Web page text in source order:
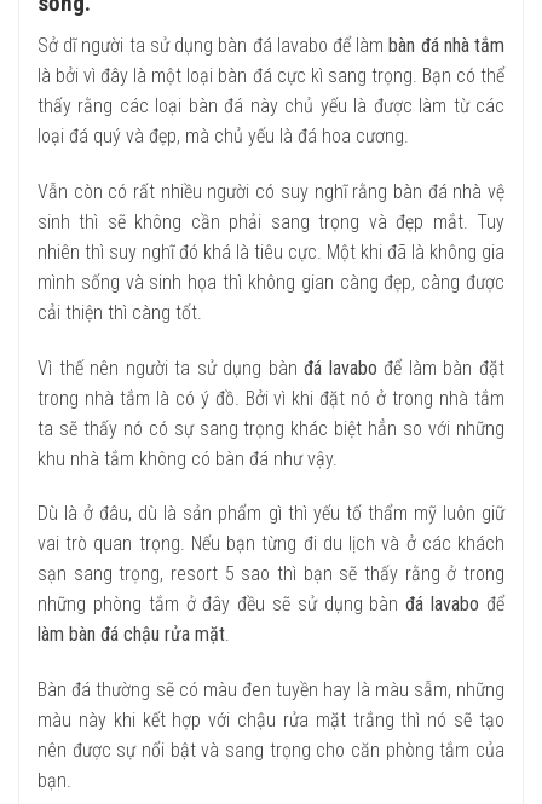
Sở dĩ người ta sử dụng bàn đá lavabo để làmbàn đá nhà tắm
là bởi vì đây là một loại bàn đá cực kì sang trọng. Bạn có thể
thấy rằng các loại bàn đá này chủ yếu là được làm từ các
loại đá quý và đẹp, mà chủ yếu là đá hoa cương.
Vẫn còn có rất nhiều người có suy nghĩ rằng bàn đá nhà vệ
sinh thì sẽ không cần phải sang trọng và đẹp mắt. Tuy
nhiên thì suy nghĩ đó khá là tiêu cực. Một khi đã là không gia
mình sống và sinh họa thì không gian càng đẹp, càng được
cải thiện thì càng tốt.
Vì thế nên người ta sử dụng bànđá lavabo để làm bàn đặt
trong nhà tắm là có ý đồ. Bởi vì khi đặt nó ở trong nhà tắm
ta sẽ thấy nó có sự sang trọng khác biệt hẳn so với những
khu nhà tắm không có bàn đá như vậy.
Dù là ở đâu, dù là sản phẩm gì thì yếu tố thẩm mỹ luôn giữ
vai trò quan trọng. Nếu bạn từng đi du lịch và ở các khách
sạn sang trọng, resort 5 sao thì bạn sẽ thấy rằng ở trong
những phòng tắm ở đây đều sẽ sử dụng bànđá lavabo để
làm bàn đá chậu rửa mặt.
Bàn đá thường sẽ có màu đen tuyền hay là màu sẫm, những
màu này khi kết hợp với chậu rửa mặt trắng thì nó sẽ tạo
nên được sự nổi bật và sang trọng cho căn phòng tắm của
bạn.